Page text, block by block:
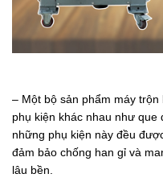
– Một bộ sản phẩm máy
phụ kiện khác nhau như
những phụ kiện này đều
đảm bảo chống han gỉ và
lâu bền.